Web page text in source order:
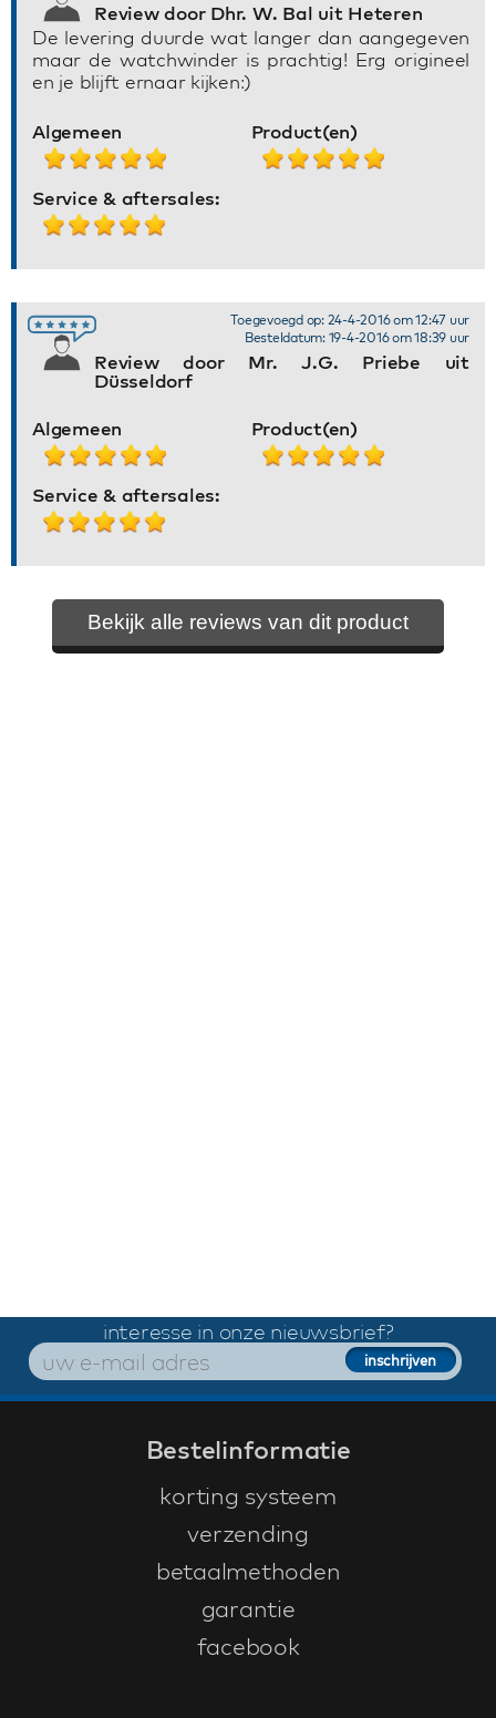
Review door Dhr. W. Bal uit Heteren
De levering duurde wat langer dan aangegeven
maar de watchwinder is prachtig! Erg origineel
en je blijft ernaar kijken:)
Algemeen Product(en)
Service & aftersales:
Review door Mr. J.G. Priebe uit
Düsseldorf
Toegevoegd op: 24-4-2016 om 12:47 uur
Besteldatum: 19-4-2016 om 18:39 uur
Algemeen Product(en)
Service & aftersales:
Bekijk alle reviews van dit product
interesse in onze nieuwsbrief?
Bestelinformatie
korting systeem
verzending
betaalmethoden
garantie
facebook